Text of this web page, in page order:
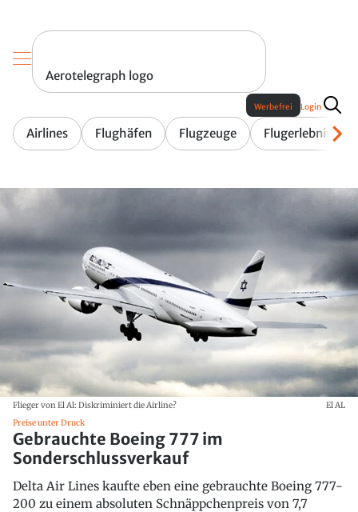
Aerotelegraph logo
Airlines Flughäfen Flugzeuge Flugerlebnis
Werbefrei Login
Flieger von El Al: Diskriminiert die Airline?
El AL
Preise unter Druck
Gebrauchte Boeing 777 im
Sonderschlussverkauf
Delta Air Lines kaufte eben eine gebrauchte Boeing 777-
200 zu einem absoluten Schnäppchenpreis von 7,7